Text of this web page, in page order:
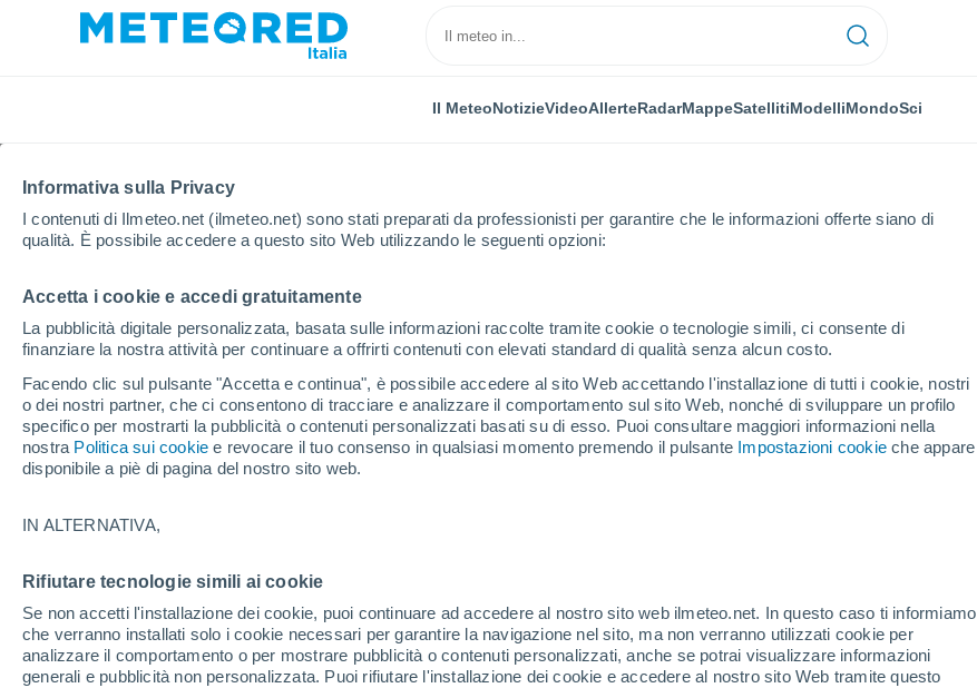
Informativa sulla Privacy
I contenuti di Ilmeteo.net (ilmeteo.net) sono stati preparati da professionisti per garantire che le informazioni offerte siano di
qualità. È possibile accedere a questo sito Web utilizzando le seguenti opzioni:
Accetta i cookie e accedi gratuitamente
La pubblicità digitale personalizzata, basata sulle informazioni raccolte tramite cookie o tecnologie simili, ci consente di
finanziare la nostra attività per continuare a offrirti contenuti con elevati standard di qualità senza alcun costo.
Facendo clic sul pulsante "Accetta e continua", è possibile accedere al sito Web accettando l'installazione di tutti i cookie, nostri
o dei nostri partner, che ci consentono di tracciare e analizzare il comportamento sul sito Web, nonché di sviluppare un profilo
specifico per mostrarti la pubblicità o contenuti personalizzati basati su di esso. Puoi consultare maggiori informazioni nella
nostra Politica sui cookie e revocare il tuo consenso in qualsiasi momento premendo il pulsante Impostazioni cookie che appare
disponibile a piè di pagina del nostro sito web.
IN ALTERNATIVA,
Rifiutare tecnologie simili ai cookie
Se non accetti l'installazione dei cookie, puoi continuare ad accedere al nostro sito web ilmeteo.net. In questo caso ti informiamo
che verranno installati solo i cookie necessari per garantire la navigazione nel sito, ma non verranno utilizzati cookie per
analizzare il comportamento o per mostrare pubblicità o contenuti personalizzati, anche se potrai visualizzare informazioni
generali e pubblicità non personalizzata. Puoi rifiutare l'installazione dei cookie e accedere al nostro sito Web tramite questo
Il MeteoNotizieVideoAllerteRadarMappeSatellitiModelliMondoSci
Home Russia Territorio di Chabarovsk
Il Meteo nel Territorio di Chabarovsk
Oggi, 9 agosto Tutto il giorno Simbolo
12°
Okhotsk
19°
22°
13°
Chumikan
13°
Novaya Inya